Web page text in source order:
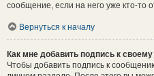
сообщение, если на него уже кто-то
Вернуться к началу
Как мне добавить подпись к
Чтобы добавить подпись к